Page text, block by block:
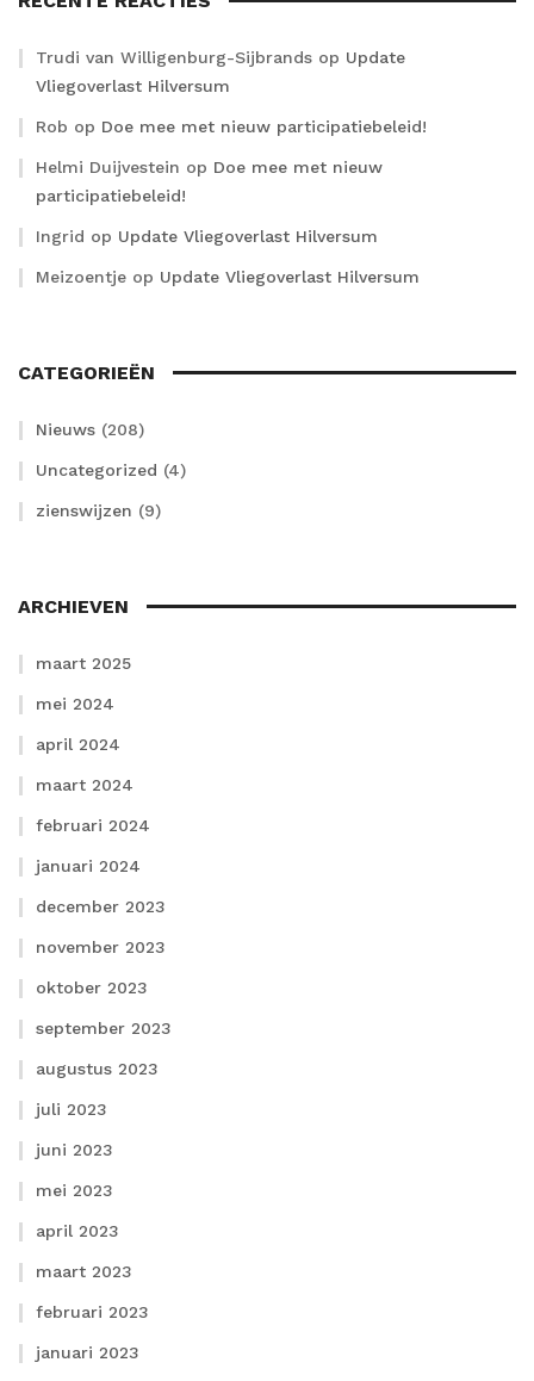
Trudi van Willigenburg-Sijbrands op Update
Vliegoverlast Hilversum
Rob op Doe mee met nieuw participatiebeleid!
Helmi Duijvestein op Doe mee met nieuw
participatiebeleid!
Ingrid op Update Vliegoverlast Hilversum
Meizoentje op Update Vliegoverlast Hilversum
CATEGORIEËN
Nieuws (208)
Uncategorized (4)
zienswijzen (9)
ARCHIEVEN
maart 2025
mei 2024
april 2024
maart 2024
februari 2024
januari 2024
december 2023
november 2023
oktober 2023
september 2023
augustus 2023
juli 2023
juni 2023
mei 2023
april 2023
maart 2023
februari 2023
januari 2023